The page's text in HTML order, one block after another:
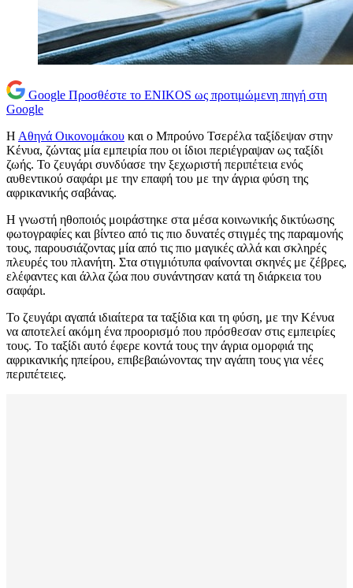
Google Προσθέστε το ENIKOS ως προτιμώμενη πηγή στη
Google
Η Αθηνά Οικονομάκου και ο Μπρούνο Τσερέλα ταξίδεψαν στην
Κένυα, ζώντας μία εμπειρία που οι ίδιοι περιέγραψαν ως ταξίδι
ζωής. Το ζευγάρι συνδύασε την ξεχωριστή περιπέτεια ενός
αυθεντικού σαφάρι με την επαφή του με την άγρια φύση της
αφρικανικής σαβάνας.
Η γνωστή ηθοποιός μοιράστηκε στα μέσα κοινωνικής δικτύωσης
φωτογραφίες και βίντεο από τις πιο δυνατές στιγμές της παραμονής
τους, παρουσιάζοντας μία από τις πιο μαγικές αλλά και σκληρές
πλευρές του πλανήτη. Στα στιγμιότυπα φαίνονται σκηνές με ζέβρες,
ελέφαντες και άλλα ζώα που συνάντησαν κατά τη διάρκεια του
σαφάρι.
Το ζευγάρι αγαπά ιδιαίτερα τα ταξίδια και τη φύση, με την Κένυα
να αποτελεί ακόμη ένα προορισμό που πρόσθεσαν στις εμπειρίες
τους. Το ταξίδι αυτό έφερε κοντά τους την άγρια ομορφιά της
αφρικανικής ηπείρου, επιβεβαιώνοντας την αγάπη τους για νέες
περιπέτειες.